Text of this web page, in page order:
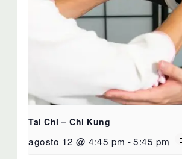
Tai Chi – Chi Kung
agosto 12 @ 4:45 pm -5:45 pm